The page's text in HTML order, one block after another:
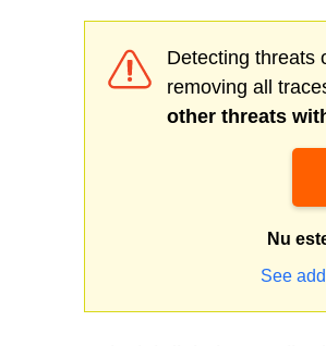
Detecting threats
removing all
other threats
Nu
See